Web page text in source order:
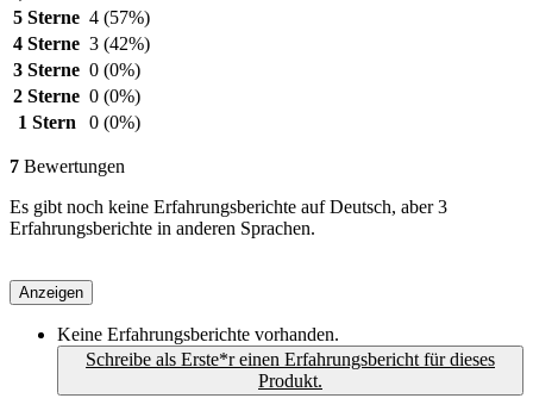
5 Sterne 4 (57%)
4 Sterne 3 (42%)
3 Sterne 0 (0%)
2 Sterne 0 (0%)
1 Stern
0 (0%)
7 Bewertungen
Es gibt noch keine Erfahrungsberichte auf Deutsch, aber 3
Erfahrungsberichte in anderen Sprachen.
Anzeigen
Keine Erfahrungsberichte vorhanden.
Schreibe als Erste*r einen Erfahrungsbericht für dieses
Produkt.